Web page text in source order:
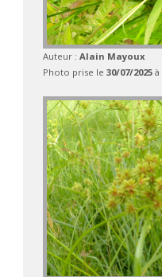
Auteur : Alain Mayoux
Photo prise le 30/07/2025à